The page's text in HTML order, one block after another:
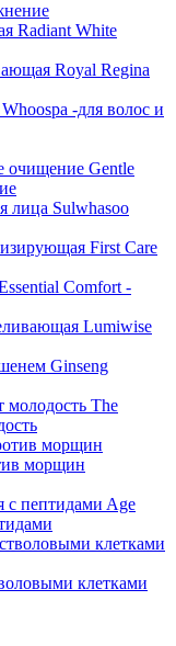
Radiant White
Royal Regina
Whoospa -для волос и
Gentle
Sulwhasoo
First Care
Comfort -
Lumiwise
Ginseng
The
морщин
Age
клетками